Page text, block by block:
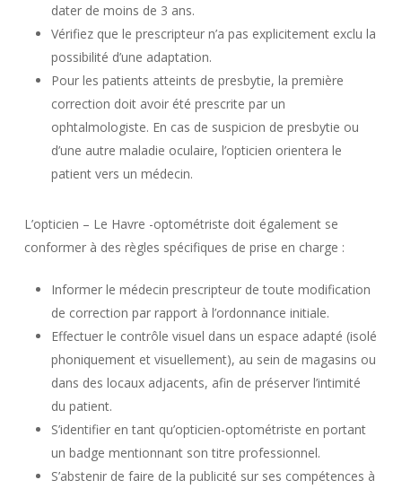
dater de moins de 3 ans.
Vérifiez que le prescripteur n’a pas explicitement exclu la
possibilité d’une adaptation.
Pour les patients atteints de presbytie, la première
correction doit avoir été prescrite par un
ophtalmologiste. En cas de suspicion de presbytie ou
d’une autre maladie oculaire, l’opticien orientera le
patient vers un médecin.
L’opticien – Le Havre -optométriste doit également se
conformer à des règles spécifiques de prise en charge :
Informer le médecin prescripteur de toute modification
de correction par rapport à l’ordonnance initiale.
Effectuer le contrôle visuel dans un espace adapté (isolé
phoniquement et visuellement), au sein de magasins ou
dans des locaux adjacents, afin de préserver l’intimité
du patient.
S’identifier en tant qu’opticien-optométriste en portant
un badge mentionnant son titre professionnel.
S’abstenir de faire de la publicité sur ses compétences à